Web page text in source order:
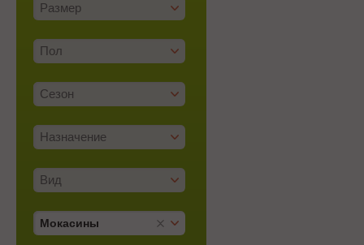
Размер
Пол
Сезон
Назначение
Вид
Мокасины